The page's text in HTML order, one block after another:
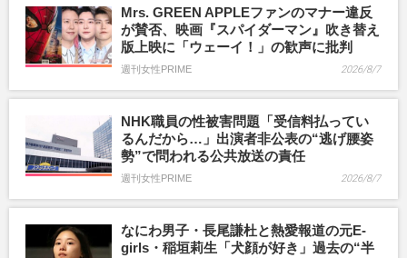
Mrs. GREEN APPLEファンのマナー違反
が賛否、映画『スパイダーマン』吹き替え
版上映に「ウェーイ！」の歓声に批判
週刊女性PRIME 2026/8/7
NHK職員の性被害問題「受信料払ってい
るんだから…」出演者非公表の“逃げ腰姿
勢”で問われる公共放送の責任
週刊女性PRIME 2026/8/7
なにわ男子・長尾謙杜と熱愛報道の元E-
girls・稲垣莉生「犬顔が好き」過去の“半